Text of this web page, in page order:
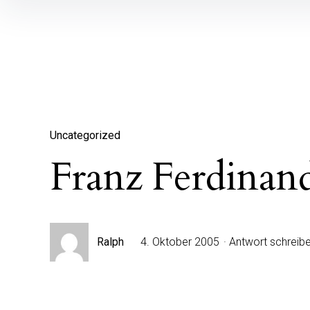
Uncategorized
Franz
Ralph 4. Oktober 2005 Antwort